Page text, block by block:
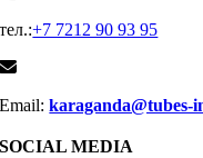
тел.:+7 7212 90 93 95
Email:karaganda@tubes-
SOCIAL MEDIA